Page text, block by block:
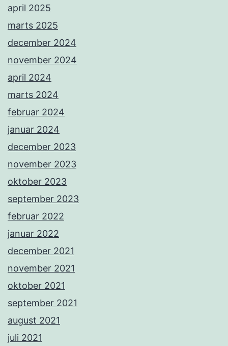
april 2025
marts 2025
december 2024
november 2024
april 2024
marts 2024
februar 2024
januar 2024
december 2023
november 2023
oktober 2023
september 2023
februar 2022
januar 2022
december 2021
november 2021
oktober 2021
september 2021
august 2021
juli 2021